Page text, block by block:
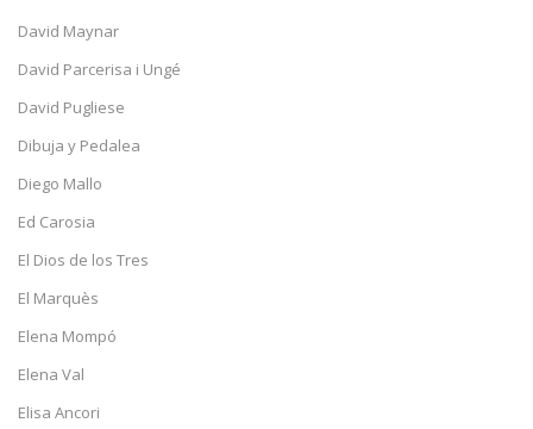
David Maynar
David Parcerisa i Ungé
David Pugliese
Dibuja y Pedalea
Diego Mallo
Ed Carosia
El Dios de los Tres
El Marquès
Elena Mompó
Elena Val
Elisa Ancori